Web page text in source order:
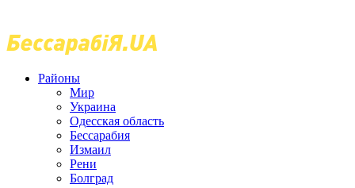
Районы
Мир
Украина
Одесская область
Бессарабия
Измаил
Рени
Болград